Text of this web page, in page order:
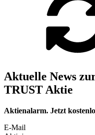
Aktuelle News
TRUST Aktie
Aktienalarm. Jetzt
E-Mail